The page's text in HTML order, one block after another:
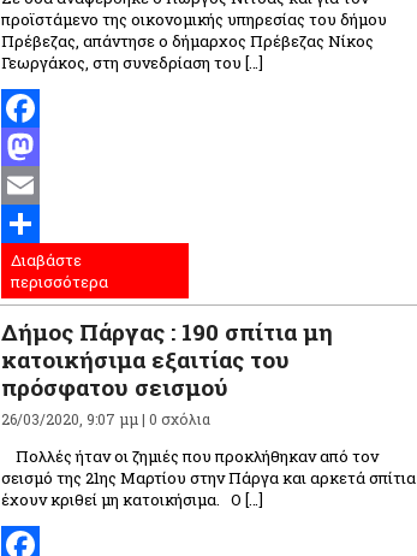
προϊστάμενο της οικονομικής υπηρεσίας του δήμου
Πρέβεζας, απάντησε ο δήμαρχος Πρέβεζας Νίκος
Γεωργάκος, στη συνεδρίαση του […]
Facebook
Mastodon
Email
Μοιραστείτε
Διαβάστε
περισσότερα
Δήμος Πάργας : 190 σπίτια μη
κατοικήσιμα εξαιτίας του
πρόσφατου σεισμού
26/03/2020, 9:07 μμ |0 σχόλια
Πολλές ήταν οι ζημιές που προκλήθηκαν από τον
σεισμό της 21ης Μαρτίου στην Πάργα και αρκετά σπίτια
έχουν κριθεί μη κατοικήσιμα. Ο […]